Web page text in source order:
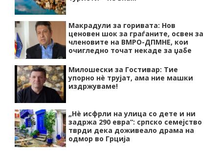
Макрадули за горивата: Нов
ценовен шок за граѓаните, освен за
членовите на ВМРО-ДПМНЕ, кои
очигледно точат некаде за џабе
Милошески за Гостивар: Тие
упорно нѐ трујат, ама ние машки
издржуваме!
„Нѐ исфрли на улица со дете и ни
задржа 290 евра“: српско семејство
тврди дека доживеало драма на
одмор во Грција